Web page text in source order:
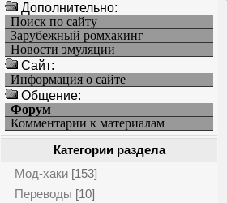
Дополнительно:
Поиск по сайту
Зарубежный ромхакинг
Новости эмуляции
Cайт:
Информация о сайте
Общение:
Форум
Комментарии к материалам
Категории раздела
Мод-хаки [153]
Переводы [10]